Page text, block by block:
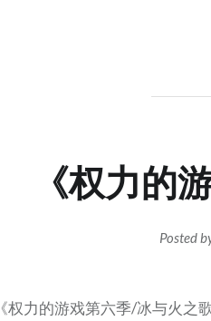
《权力的
Posted
《权力的游戏第六季/冰与火之歌